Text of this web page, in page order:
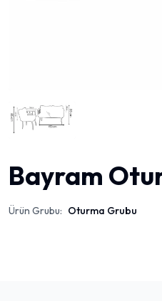
Bayram
Ürün Grubu: Oturma Grubu